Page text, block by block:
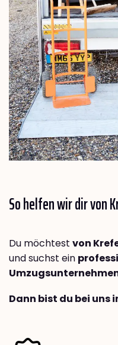
So helfen wir dir von
Du möchtest von
und suchst ein
Dann bist du bei uns